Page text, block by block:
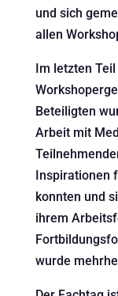
und sich
allen
Im letzten
Beteiligten
Arbeit mit
Inspirationen
konnten und
ihrem
wurde